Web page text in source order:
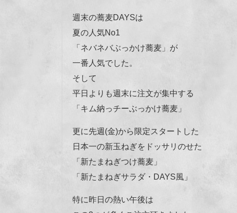
週末の蕎麦DAYSは
夏の人気No1
「ネバネバぶっかけ蕎麦」が
一番人気でした。
そして
平日よりも週末に注文が集中する
「キム納っチーぶっかけ蕎麦」
更に先週(金)から限定スタートした
日本一の新玉ねぎをドッサリのせた
「新たまねぎつけ蕎麦」
「新たまねぎサラダ・DAYS風」
特に昨日の熱い午後は